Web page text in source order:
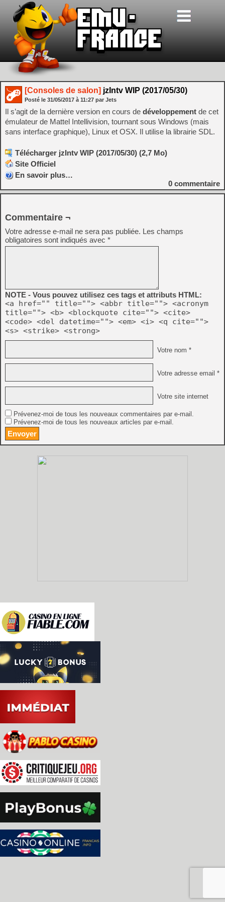
[Consoles de salon] jzIntv WIP (2017/05/30)
Posté le 31/05/2017 à 11:27 par Jets
Il s’agit de la dernière version en cours de développement de cet
émulateur de Mattel Intellivision, tournant sous Windows (mais
sans interface graphique), Linux et OSX. Il utilise la librairie SDL.
Télécharger jzIntv WIP (2017/05/30) (2,7 Mo)
Site Officiel
En savoir plus…
0 commentaire
Commentaire ¬
Votre adresse e-mail ne sera pas publiée. Les champs
obligatoires sont indiqués avec *
NOTE - Vous pouvez utilisez ces tags et attributs HTML:
<a href="" title=""> <abbr title=""> <acronym
title=""> <b> <blockquote cite=""> <cite>
<code> <del datetime=""> <em> <i> <q cite="">
<s> <strike> <strong>
Votre nom *
Votre adresse email *
Votre site internet
Prévenez-moi de tous les nouveaux commentaires par e-mail.
Prévenez-moi de tous les nouveaux articles par e-mail.